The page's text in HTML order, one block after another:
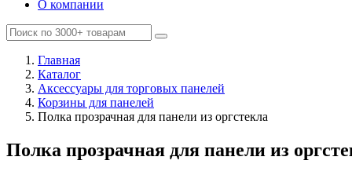
О компании
Главная
Каталог
Аксессуары для торговых панелей
Корзины для панелей
Полка прозрачная для панели из оргстекла
Полка прозрачная для панели из